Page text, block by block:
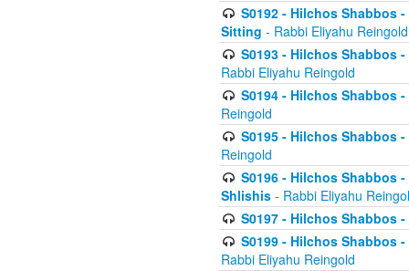
S0192 - Hilchos Shabbos
Sitting - Rabbi Eliyahu Reingold
S0193 - Hilchos Shabbos
Rabbi Eliyahu Reingold
S0194 - Hilchos Shabbos
Reingold
S0195 - Hilchos Shabbos
Reingold
S0196 - Hilchos Shabbos
Shlishis - Rabbi Eliyahu
S0197 - Hilchos Shabbos
S0199 - Hilchos Shabbos
Rabbi Eliyahu Reingold